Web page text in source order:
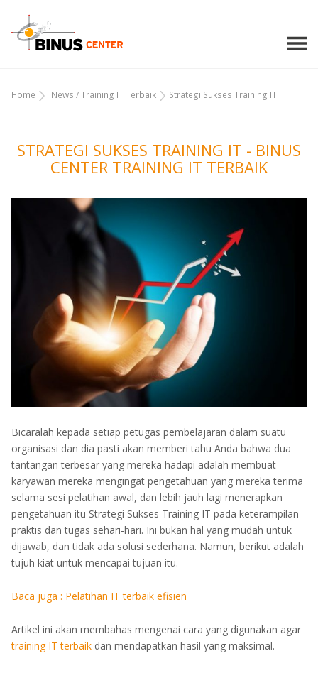
Home News /Training IT Terbaik Strategi Sukses Training IT
STRATEGI SUKSES TRAINING IT - BINUS
CENTER TRAINING IT TERBAIK
Bicaralah kepada setiap petugas pembelajaran dalam suatu
organisasi dan dia pasti akan memberi tahu Anda bahwa dua
tantangan terbesar yang mereka hadapi adalah membuat
karyawan mereka mengingat pengetahuan yang mereka terima
selama sesi pelatihan awal, dan lebih jauh lagi menerapkan
pengetahuan itu Strategi Sukses Training IT pada keterampilan
praktis dan tugas sehari-hari. Ini bukan hal yang mudah untuk
dijawab, dan tidak ada solusi sederhana. Namun, berikut adalah
tujuh kiat untuk mencapai tujuan itu.
Baca juga : Pelatihan IT terbaik efisien
Artikel ini akan membahas mengenai cara yang digunakan agar
training IT terbaik dan mendapatkan hasil yang maksimal.